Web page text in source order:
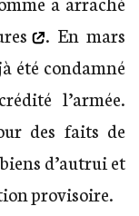
. En mars
été condamné
l’armée.
des faits de
d’autrui et
provisoire.